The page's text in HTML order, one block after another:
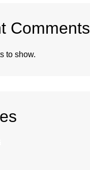
Comments
to show.